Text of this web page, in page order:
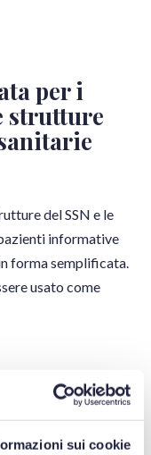
sui cookie
per i
strutture
del SSN e le
informative
forma semplificata.
usato come
-